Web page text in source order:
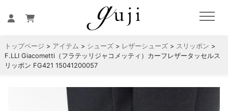
トップページ > アイテム > シューズ> レザーシューズ> スリッポン >
F.LLI Giacometti（フラテッリジャコメッティ）カーフレザータッセルス
リッポン FG421 15041200057